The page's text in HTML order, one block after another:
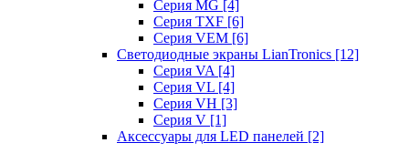
Серия MG [4]
Серия TXF [6]
Серия VEM [6]
Светодиодные экраны LianTronics [12]
Серия VA [4]
Серия VL [4]
Серия VH [3]
Серия V [1]
Аксессуары для LED панелей [2]